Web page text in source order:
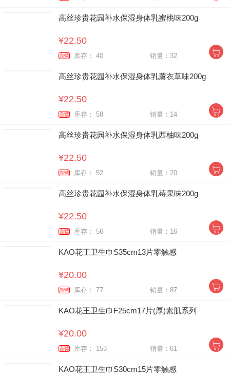
高丝珍贵花园补水保湿身体乳蜜桃味200g
¥22.50
自营 库存： 40 销量：32
高丝珍贵花园补水保湿身体乳薰衣草味200g
¥22.50
自营 库存： 58 销量：14
高丝珍贵花园补水保湿身体乳西柚味200g
¥22.50
自营 库存： 52 销量：20
高丝珍贵花园补水保湿身体乳莓果味200g
¥22.50
自营 库存： 56 销量：16
KAO花王卫生巾S35cm13片零触感
¥20.00
自营 库存： 77 销量：87
KAO花王卫生巾F25cm17片(厚)素肌系列
¥20.00
自营 库存： 153 销量：61
KAO花王卫生巾S30cm15片零触感